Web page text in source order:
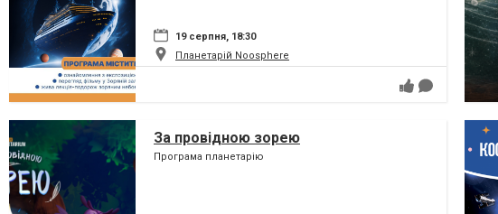
19 серпня, 18:30
Планетарій Noosphere
За провідною зорею
Програма планетарію